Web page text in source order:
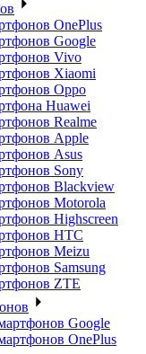
OnePlus
Google
Vivo
Xiaomi
Oppo
Huawei
Realme
Apple
Asus
Sony
Blackview
Motorola
Highscreen
HTC
Meizu
Samsung
ZTE
Google
OnePlus